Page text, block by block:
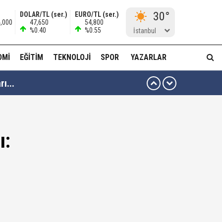
DOLAR/TL (ser.)
47,650
%0.40
EURO/TL (ser.)
54,800
%0.55
30°
İstanbul
EĞITIM TEKNOLOJI SPOR YAZARLAR
Hür Ağbaba gözaltında!